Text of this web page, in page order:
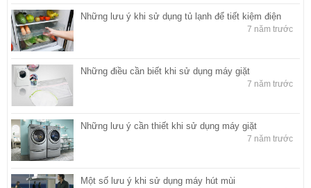
Những lưu ý khi sử dụng tủ lạnh để tiết kiệm điện
7 năm trước
Những điều cần biết khi sử dụng máy giặt
7 năm trước
Những lưu ý cần thiết khi sử dụng máy giặt
7 năm trước
Một số lưu ý khi sử dụng máy hút mùi